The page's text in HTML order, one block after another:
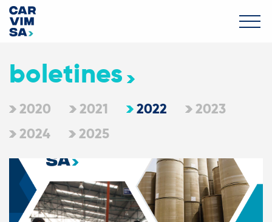
boletines
2020 2021 2022
2023
2024
2025